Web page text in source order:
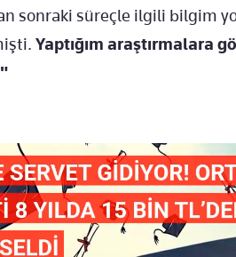
sonraki süreçle ilgili bilgim
Yaptığım araştırmalara